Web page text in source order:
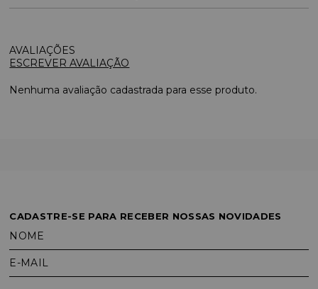
ESCREVER AVALIAÇÃO
Nenhuma avaliação cadastrada para esse produto.
CADASTRE-SE PARA RECEBER NOSSAS NOVIDADES
NOME
E-MAIL